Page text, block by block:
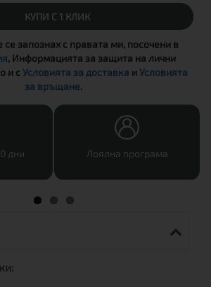
КУПИ С 1 КЛИК
запознах с правата ми, посочени в
, Информацията за защита на лични
и сУсловията за доставка иУсловията
за връщане.
дни Лоялна програма